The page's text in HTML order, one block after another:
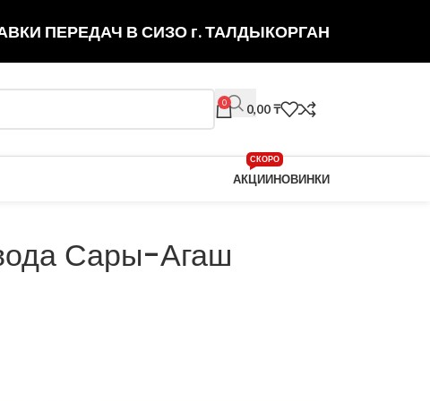
ПЕРЕДАЧ В СИЗО г. ТАЛДЫКОРГАН
0 0,00₸
АКЦИИ
СКОРО
НОВИНКИ
Сары-Агаш